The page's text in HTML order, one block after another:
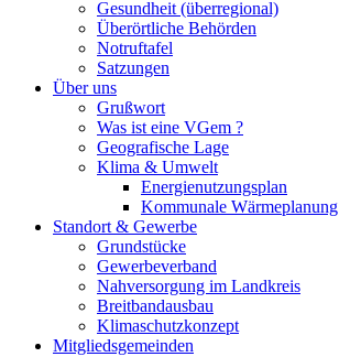
Gesundheit (überregional)
Überörtliche Behörden
Notruftafel
Satzungen
Über uns
Grußwort
Was ist eine VGem ?
Geografische Lage
Klima & Umwelt
Energienutzungsplan
Kommunale Wärmeplanung
Standort & Gewerbe
Grundstücke
Gewerbeverband
Nahversorgung im Landkreis
Breitbandausbau
Klimaschutzkonzept
Mitgliedsgemeinden